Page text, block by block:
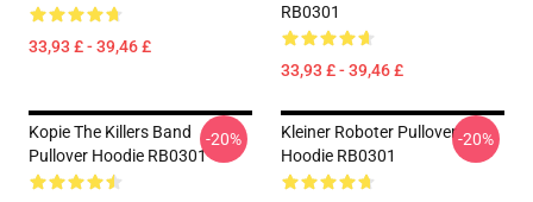
33,93 £ - 39,46 £
RB0301
33,93 £ - 39,46 £
Kopie The Killers Band
Pullover Hoodie RB0301
-20%
Kleiner Roboter Pullover
Hoodie RB0301
-20%